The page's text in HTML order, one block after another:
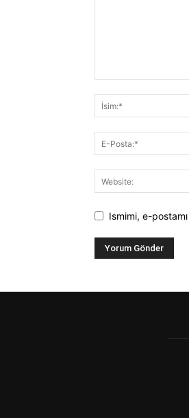
Ismimi, e-